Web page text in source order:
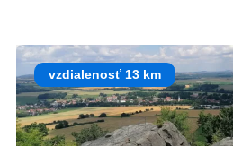
vzdialenosť 13 km